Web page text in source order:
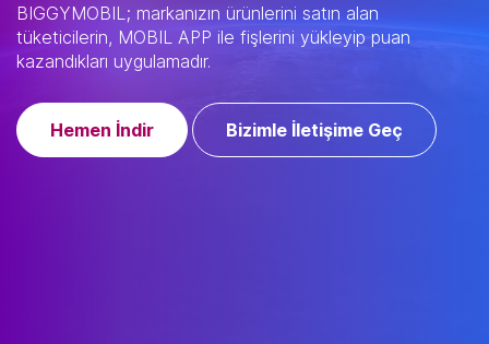
BIGGYMOBIL; markanızın ürünlerini satın alan
tüketicilerin, MOBIL APP ile fişlerini yükleyip puan
kazandıkları uygulamadır.
Hemen İndir Bizimle İletişime Geç